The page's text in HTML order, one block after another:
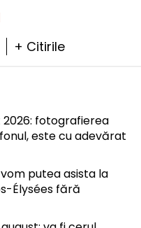
+ Citirile
2026: fotografierea
este cu adevărat
putea asista la
Élysées fără